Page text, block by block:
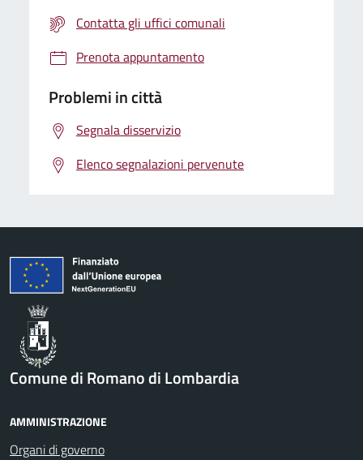
Contatta gli uffici comunali
Prenota appuntamento
Problemi in città
Segnala disservizio
Elenco segnalazioni pervenute
Comune di Romano di Lombardia
AMMINISTRAZIONE
Organi di governo